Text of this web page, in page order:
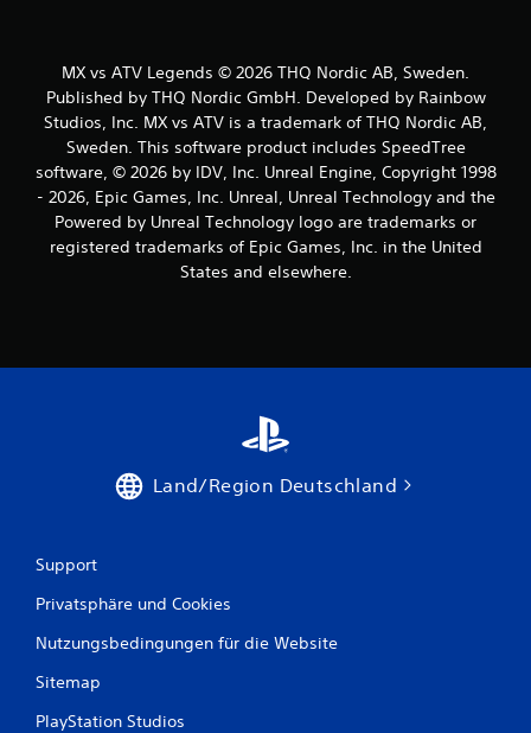
MX vs ATV Legends © 2026 THQ Nordic AB, Sweden.
Published by THQ Nordic GmbH. Developed by Rainbow
Studios, Inc. MX vs ATV is a trademark of THQ Nordic AB,
Sweden. This software product includes SpeedTree
software, © 2026 by IDV, Inc. Unreal Engine, Copyright 1998
- 2026, Epic Games, Inc. Unreal, Unreal Technology and the
Powered by Unreal Technology logo are trademarks or
registered trademarks of Epic Games, Inc. in the United
States and elsewhere.
Land/Region Deutschland
Support
Privatsphäre und Cookies
Nutzungsbedingungen für die Website
Sitemap
PlayStation Studios